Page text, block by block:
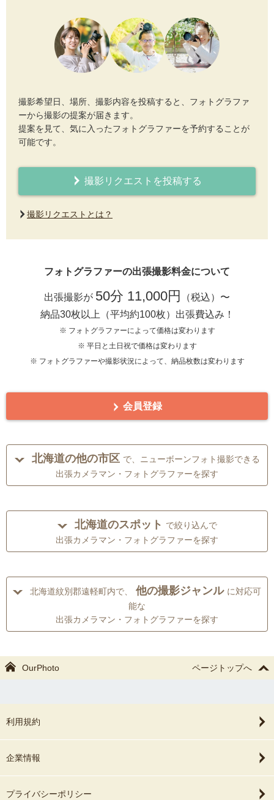
撮影希望日、場所、撮影内容を投稿すると、フォトグラファ
ーから撮影の提案が届きます。
提案を見て、気に入ったフォトグラファーを予約することが
可能です。
撮影リクエストを投稿する
撮影リクエストとは？
フォトグラファーの出張撮影料金について
出張撮影が 50分 11,000円
（税込）〜
納品30枚以上（平均約100枚）出張費込み！
※ フォトグラファーによって価格は変わります
※ 平日と土日祝で価格は変わります
※ フォトグラファーや撮影状況によって、納品枚数は変わります
会員登録
北海道の他の市区 で、ニューボーンフォト撮影できる
出張カメラマン・フォトグラファーを探す
北海道のスポット で絞り込んで
出張カメラマン・フォトグラファーを探す
北海道紋別郡遠軽町内で、 他の撮影ジャンル に対応可
能な
出張カメラマン・フォトグラファーを探す
OurPhoto ページトップへ
利用規約
企業情報
プライバシーポリシー